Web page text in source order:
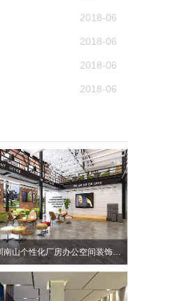
2018-06
2018-06
2018-06
2018-06
深圳南山个性化厂房办公空间装饰设计